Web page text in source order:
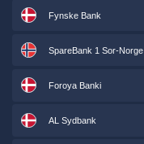
Fynske Bank
SpareBank 1 Sor-Norge
Foroya Banki
AL Sydbank